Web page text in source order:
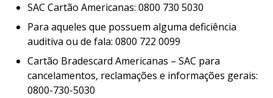
SAC Cartão Americanas: 0800 730 5030
Para aqueles que possuem alguma deficiência
auditiva ou de fala: 0800 722 0099
Cartão Bradescard Americanas – SAC para
cancelamentos, reclamações e informações gerais:
0800-730-5030